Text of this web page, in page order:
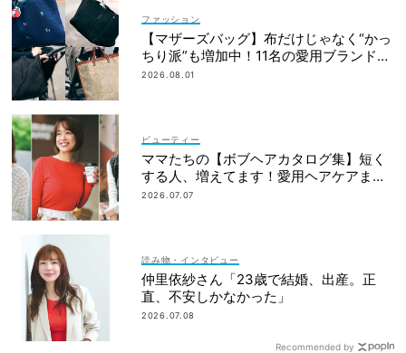
ファッション
【マザーズバッグ】布だけじゃなく“かっ
ちり派”も増加中！11名の愛用ブランド
は？
2026.08.01
ビューティー
ママたちの【ボブヘアカタログ集】短く
する人、増えてます！愛用ヘアケアまで
全部見せ
2026.07.07
読み物・インタビュー
仲里依紗さん「23歳で結婚、出産。正
直、不安しかなかった」
2026.07.08
Recommended by